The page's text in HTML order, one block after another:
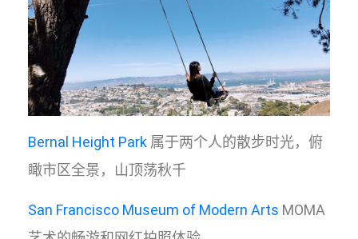
Bernal Height Park 属于两个人的散步时光，俯
瞰市区全景，山顶荡秋千
San Francisco Museum of Modern Arts MOMA